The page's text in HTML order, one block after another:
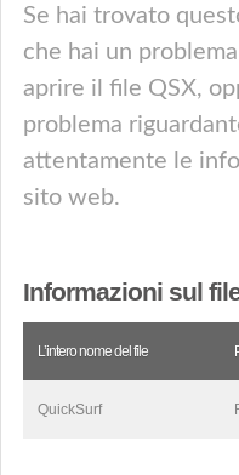
Se hai trovato
che hai un
aprire il file QSX,
problema
attentamente le
sito web.
Informazioni sul
L’intero nome del file
QuickSurf